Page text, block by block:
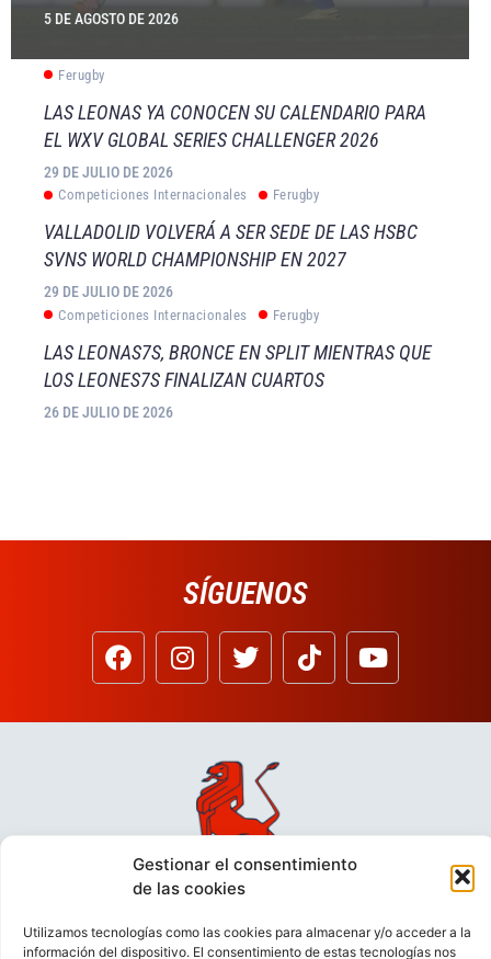
Gestionar el consentimiento
de las cookies
Utilizamos tecnologías como las cookies para almacenar y/o acceder a la
información del dispositivo. El consentimiento de estas tecnologías nos
5 DE AGOSTO DE 2026
Ferugby
LAS LEONAS YA CONOCEN SU CALENDARIO PARA
EL WXV GLOBAL SERIES CHALLENGER 2026
29 DE JULIO DE 2026
Competiciones Internacionales Ferugby
VALLADOLID VOLVERÁ A SER SEDE DE LAS HSBC
SVNS WORLD CHAMPIONSHIP EN 2027
29 DE JULIO DE 2026
Competiciones Internacionales Ferugby
LAS LEONAS7S, BRONCE EN SPLIT MIENTRAS QUE
LOS LEONES7S FINALIZAN CUARTOS
26 DE JULIO DE 2026
SÍGUENOS